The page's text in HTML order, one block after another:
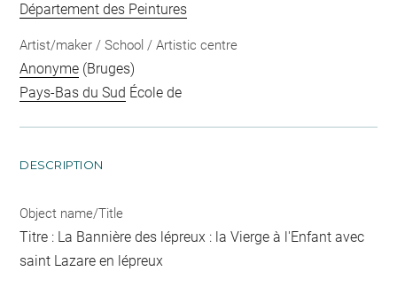
Département des Peintures
Artist/maker / School / Artistic centre
Anonyme (Bruges)
Pays-Bas du Sud École de
DESCRIPTION
Object name/Title
Titre : La Bannière des lépreux : la Vierge à l'Enfant avec
saint Lazare en lépreux